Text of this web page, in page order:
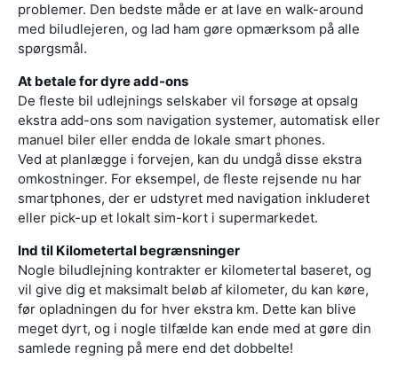
problemer. Den bedste måde er at lave en walk-around
med biludlejeren, og lad ham gøre opmærksom på alle
spørgsmål.
At betale for dyre add-ons
De fleste bil udlejnings selskaber vil forsøge at opsalg
ekstra add-ons som navigation systemer, automatisk eller
manuel biler eller endda de lokale smart phones.
Ved at planlægge i forvejen, kan du undgå disse ekstra
omkostninger. For eksempel, de fleste rejsende nu har
smartphones, der er udstyret med navigation inkluderet
eller pick-up et lokalt sim-kort i supermarkedet.
Ind til Kilometertal begrænsninger
Nogle biludlejning kontrakter er kilometertal baseret, og
vil give dig et maksimalt beløb af kilometer, du kan køre,
før opladningen du for hver ekstra km. Dette kan blive
meget dyrt, og i nogle tilfælde kan ende med at gøre din
samlede regning på mere end det dobbelte!